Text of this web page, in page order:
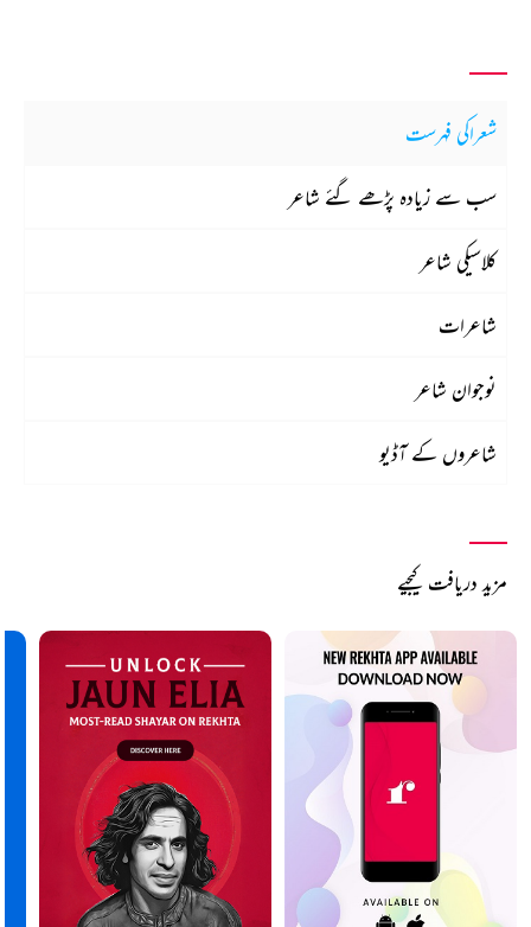
شعراکی فہرست
سب سے زیادہ پڑھے گئے شاعر
کلاسیکی شاعر
شاعرات
نوجوان شاعر
شاعروں کے آڈیو
مزید دریافت کیجیے